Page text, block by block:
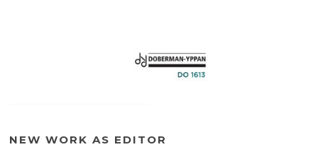
NEW WORK AS EDITOR